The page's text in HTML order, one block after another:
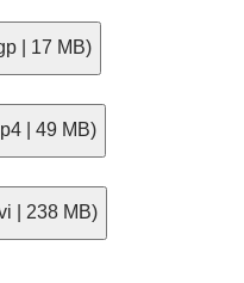
| 17 MB)
| 49 MB)
| 238 MB)